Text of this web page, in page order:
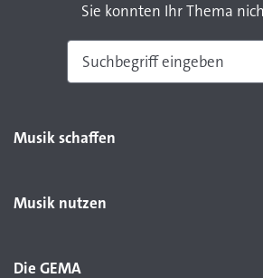
Sie konnten Ihr Thema
Musik schaffen
Musik nutzen
Die GEMA